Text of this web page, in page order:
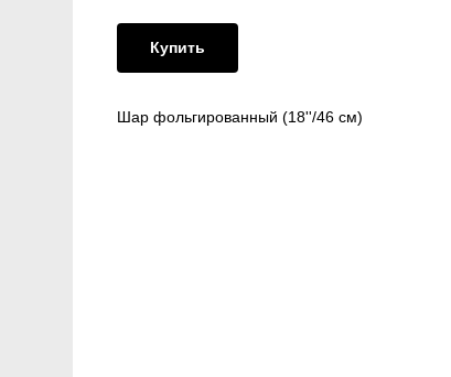
Купить
Шар фольгированный (18''/46 см)